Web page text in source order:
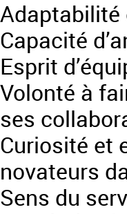
Adaptabilité
Capacité
Esprit
Volonté à
ses
Curiosité et
novateurs
Sens du